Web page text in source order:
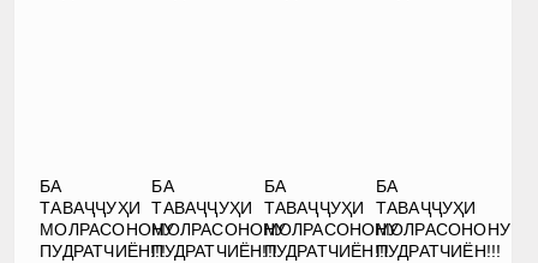
БА
ТАВАҶҶУҲИ
МОЛРАСОНОНУ
ПУДРАТЧИЁН!!!
БА
ТАВАҶҶУҲИ
МОЛРАСОНОНУ
ПУДРАТЧИЁН!!!
БА
ТАВАҶҶУҲИ
МОЛРАСОНОНУ
ПУДРАТЧИЁН!!!
БА
ТАВАҶҶУҲИ
МОЛРАСОНОНУ
ПУДРАТЧИЁН!!!